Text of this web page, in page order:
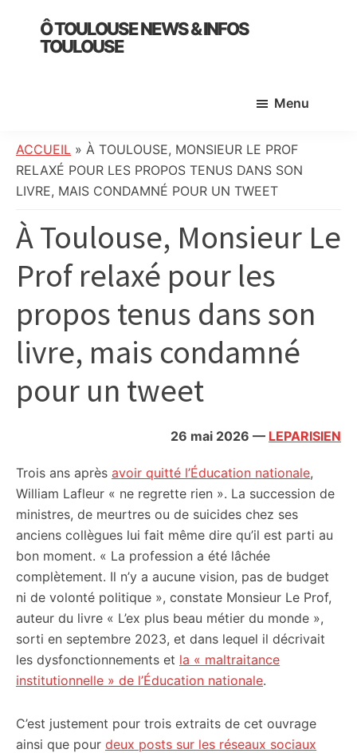
primary
Ô TOULOUSE NEWS & INFOS
TOULOUSE
:
info
locale,
culture,
politique,
météo,
divers
initiatives
Menu
ACCUEIL » À TOULOUSE, MONSIEUR LE PROF
RELAXÉ POUR LES PROPOS TENUS DANS SON
LIVRE, MAIS CONDAMNÉ POUR UN TWEET
À Toulouse, Monsieur Le
Prof relaxé pour les
propos tenus dans son
livre, mais condamné
pour un tweet
26 mai 2026 — LEPARISIEN
Trois ans après avoir quitté l’Éducation nationale,
William Lafleur « ne regrette rien ». La succession de
ministres, de meurtres ou de suicides chez ses
anciens collègues lui fait même dire qu’il est parti au
bon moment. « La profession a été lâchée
complètement. Il n’y a aucune vision, pas de budget
ni de volonté politique », constate Monsieur Le Prof,
auteur du livre « L’ex plus beau métier du monde »,
sorti en septembre 2023, et dans lequel il décrivait
les dysfonctionnements et la « maltraitance
institutionnelle » de l’Éducation nationale.
C’est justement pour trois extraits de cet ouvrage
ainsi que pour deux posts sur les réseaux sociaux